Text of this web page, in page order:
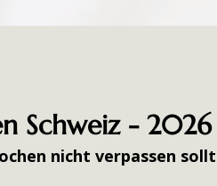
Schweiz - 2026
nicht verpassen